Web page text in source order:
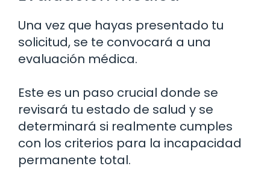
Una vez que hayas presentado tu
solicitud, se te convocará a una
evaluación médica.
Este es un paso crucial donde se
revisará tu estado de salud y se
determinará si realmente cumples
con los criterios para la incapacidad
permanente total.